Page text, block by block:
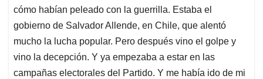
cómo habían peleado con la guerrilla. Estaba el
gobierno de Salvador Allende, en Chile, que alentó
mucho la lucha popular. Pero después vino el golpe y
vino la decepción. Y ya empezaba a estar en las
campañas electorales del Partido. Y me había ido de mi